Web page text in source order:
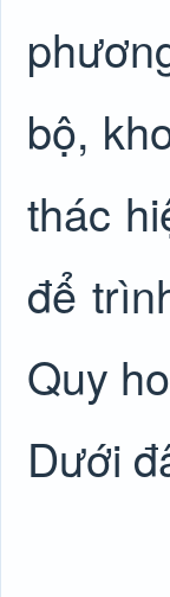
bộ,
thác
để
Quy
Dưới